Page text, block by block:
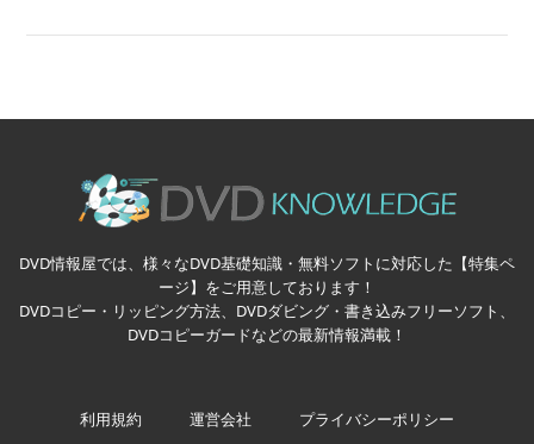
DVD情報屋では、様々なDVD基礎知識・無料ソフトに対応した【特集ペ
ージ】をご用意しております！
DVDコピー・リッピング方法、DVDダビング・書き込みフリーソフト、
DVDコピーガードなどの最新情報満載！
利用規約 運営会社 プライバシーポリシー